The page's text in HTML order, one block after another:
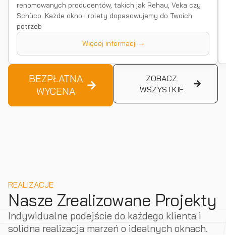
renomowanych producentów, takich jak Rehau, Veka czy
Schüco. Każde okno i rolety dopasowujemy do Twoich
potrzeb
Więcej informacji →
BEZPŁATNA
WYCENA
ZOBACZ
WSZYSTKIE
REALIZACJE
Nasze Zrealizowane Projekty
Indywidualne podejście do każdego klienta i
solidna realizacja marzeń o idealnych oknach.